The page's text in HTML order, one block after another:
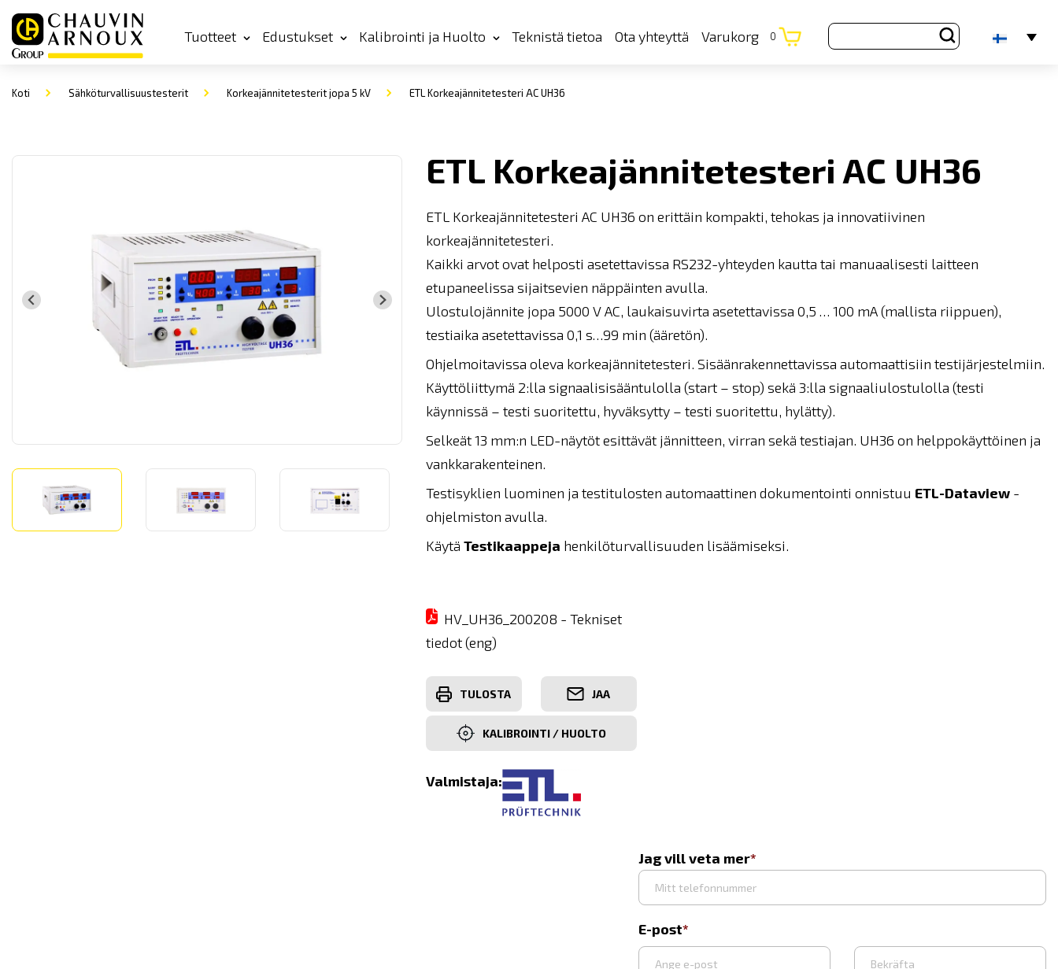
Tuotteet Edustukset Kalibrointi ja Huolto Teknistä tietoa Ota yhteyttä Varukorg 0
Koti Sähköturvallisuustesterit Korkeajännitetesterit jopa 5 kV ETL Korkeajännitetesteri AC UH36
ETL Korkeajännitetesteri AC UH36
ETL Korkeajännitetesteri AC UH36 on erittäin kompakti, tehokas ja innovatiivinen
korkeajännitetesteri.
Kaikki arvot ovat helposti asetettavissa RS232-yhteyden kautta tai manuaalisesti laitteen
etupaneelissa sijaitsevien näppäinten avulla.
Ulostulojännite jopa 5000 V AC, laukaisuvirta asetettavissa 0,5 … 100 mA (mallista riippuen),
testiaika asetettavissa 0,1 s…99 min (ääretön).
Ohjelmoitavissa oleva korkeajännitetesteri. Sisäänrakennettavissa automaattisiin testijärjestelmiin.
Käyttöliittymä 2:lla signaalisisääntulolla (start – stop) sekä 3:lla signaaliulostulolla (testi
käynnissä – testi suoritettu, hyväksytty – testi suoritettu, hylätty).
Selkeät 13 mm:n LED-näytöt esittävät jännitteen, virran sekä testiajan. UH36 on helppokäyttöinen ja
vankkarakenteinen.
Testisyklien luominen ja testitulosten automaattinen dokumentointi onnistuu ETL-Dataview-
ohjelmiston avulla.
Käytä Testikaappeja henkilöturvallisuuden lisäämiseksi.
HV_UH36_200208 - Tekniset
tiedot (eng)
TULOSTA JAA
KALIBROINTI / HUOLTO
Valmistaja:
Jag vill veta mer
E-post